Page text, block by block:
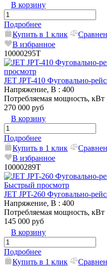
В корзину
Подробнее
Купить в 1 клик
В избранное
10000295T
просмотр
JET JPT-410 Фуговально-
Напряжение, В : 400
Потребляемая мощность, кВт
270 000 руб
В корзину
Подробнее
Купить в 1 клик
В избранное
10000289T
Быстрый просмотр
JET JPT-260 Фуговально-
Напряжение, В : 400
Потребляемая мощность, кВт
145 000 руб
В корзину
Подробнее
Купить в 1 клик